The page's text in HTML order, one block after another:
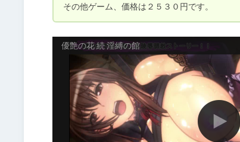
その他ゲーム、価格は２５３０円です。